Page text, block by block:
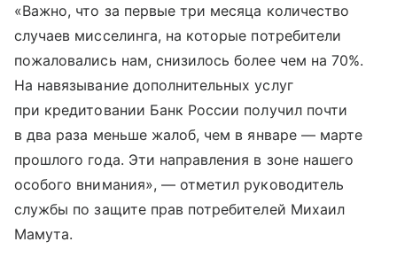
«Важно, что за первые три месяца количество
случаев мисселинга, на которые потребители
пожаловались нам, снизилось более чем на 70%.
На навязывание дополнительных услуг
при кредитовании Банк России получил почти
в два раза меньше жалоб, чем в январе — марте
прошлого года. Эти направления в зоне нашего
особого внимания», — отметил руководитель
службы по защите прав потребителей Михаил
Мамута.